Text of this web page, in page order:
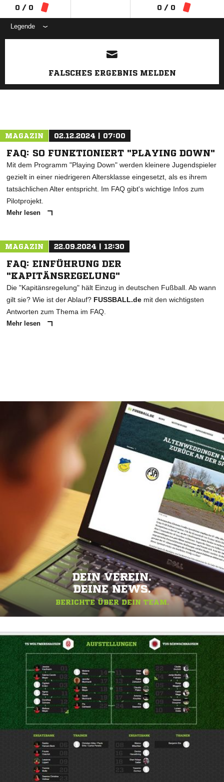
0 / 0 0 / 0
Legende
ANZEIGE
FALSCHES ERGEBNIS MELDEN
MAGAZIN 02.12.2024 | 07:00
FAQ: SO FUNKTIONIERT "PLAYING DOWN"
Mit dem Programm "Playing Down" werden kleinere Jugendspieler
gezielt in einer niedrigeren Altersklasse eingesetzt, als es ihrem
tatsächlichen Alter entspricht. Im FAQ gibt's wichtige Infos zum
Pilotprojekt.
Mehr lesen
MAGAZIN 22.09.2024 | 12:30
FAQ: EINFÜHRUNG DER
"KAPITÄNSREGELUNG"
Die "Kapitänsregelung" hält Einzug in deutschen Fußball. Ab wann
gilt sie? Wie ist der Ablauf? FUSSBALL.de mit den wichtigsten
Antworten zum Thema im FAQ.
Mehr lesen
DEIN VEREIN.
DEINE NEWS.
BERICHTE ÜBER DEIN TEAM.